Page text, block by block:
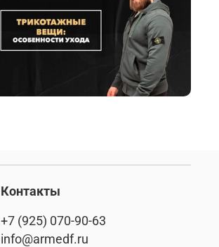
Контакты
+7 (925) 070-90-63
info@armedf.ru